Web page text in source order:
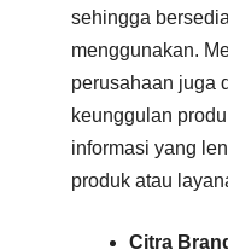
sehingga
menggunakan.
perusahaan juga
keunggulan
informasi yang
produk atau
Citra